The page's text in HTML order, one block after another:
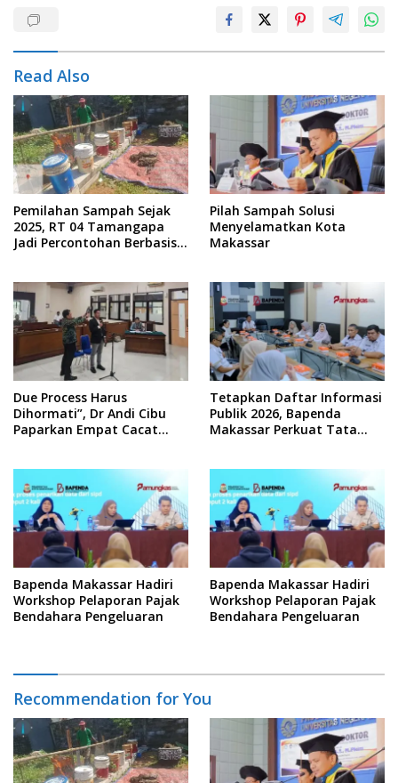
Read Also
Pemilahan Sampah Sejak
2025, RT 04 Tamangapa
Jadi Percontohan Berbasis
Pilah Sampah Solusi
Menyelamatkan Kota
Makassar
Due Process Harus
Dihormati”, Dr Andi Cibu
Paparkan Empat Cacat
Tetapkan Daftar Informasi
Publik 2026, Bapenda
Makassar Perkuat Tata
Bapenda Makassar Hadiri
Workshop Pelaporan Pajak
Bendahara Pengeluaran
Bapenda Makassar Hadiri
Workshop Pelaporan Pajak
Bendahara Pengeluaran
Recommendation for You